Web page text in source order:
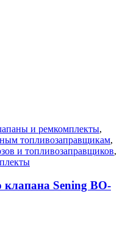
и ремкомплекты,
топливозаправщикам,
и топливозаправщиков,
Sening BO-